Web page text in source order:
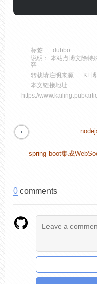
标签:
dubbo
说明： 本站点博文除特
容
转载请注明来源:
KL
本文链接地址:
https://www.kailing.pub/
spring boot集成
0 comments